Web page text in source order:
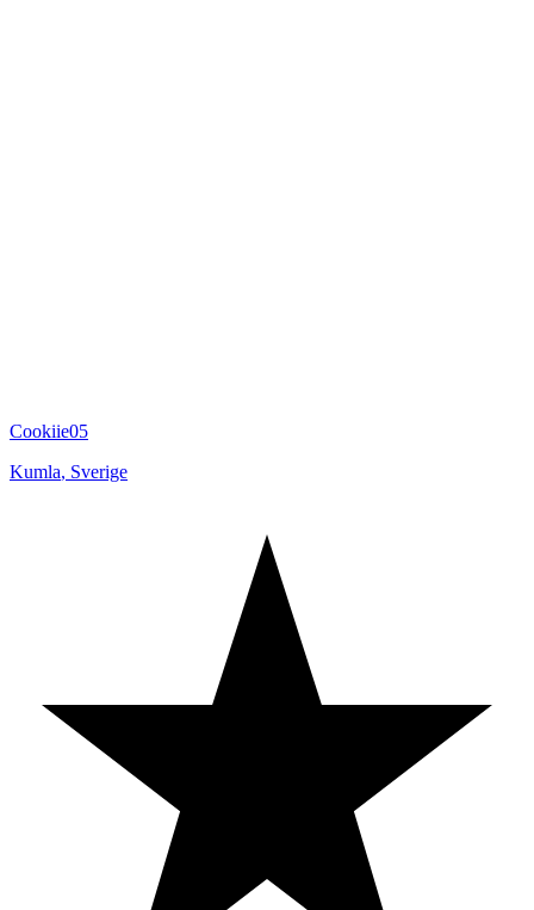
Cookiie05
Kumla, Sverige